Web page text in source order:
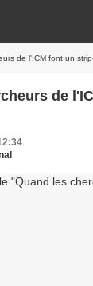
de l'ICM font un
de